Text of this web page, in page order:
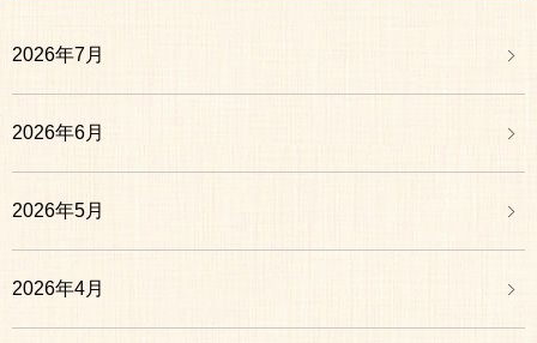
2026年7月
2026年6月
2026年5月
2026年4月